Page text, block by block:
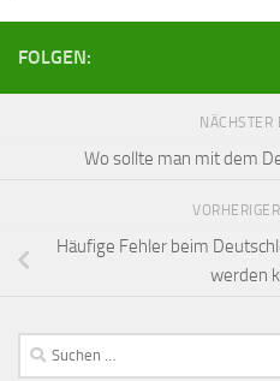
FOLGEN:
NÄCHSTER
Wo sollte man mit dem
Häufige Fehler beim
werden
Suchen
nach: